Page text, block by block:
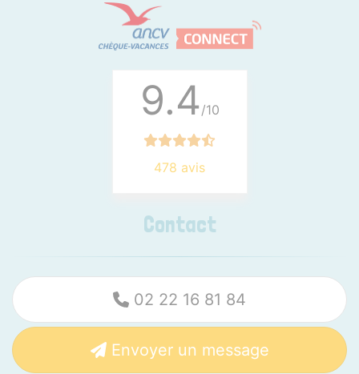
9.4 /10
478 avis
Contact
02 22 16 81 84
Envoyer un message